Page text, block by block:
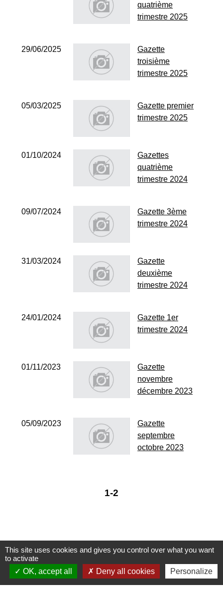
quatrième
trimestre 2025
29/06/2025
Gazette
troisième
trimestre 2025
05/03/2025
Gazette premier
trimestre 2025
01/10/2024
Gazettes
quatrième
trimestre 2024
09/07/2024
Gazette 3ème
trimestre 2024
31/03/2024
Gazette
deuxième
trimestre 2024
24/01/2024
Gazette 1er
trimestre 2024
01/11/2023
Gazette
novembre
décembre 2023
05/09/2023
Gazette
septembre
octobre 2023
1-2
Commune de Janneyrias
30, route Crémieu
This site uses cookies and gives you control over what you want
to activate
OK, accept all
Deny all cookies Personalize